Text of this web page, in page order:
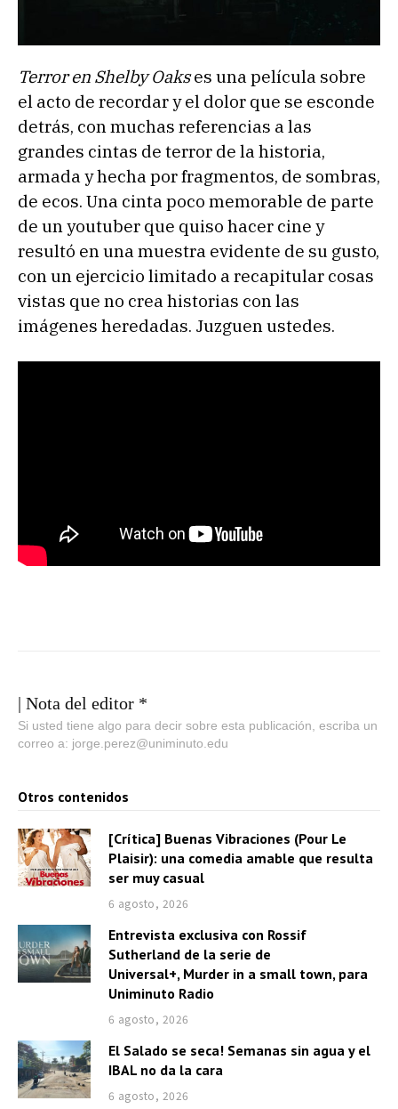
Terror en Shelby Oakses una película sobre
el acto de recordar y el dolor que se esconde
detrás, con muchas referencias a las
grandes cintas de terror de la historia,
armada y hecha por fragmentos, de sombras,
de ecos. Una cinta poco memorable de parte
de un youtuber que quiso hacer cine y
resultó en una muestra evidente de su gusto,
con un ejercicio limitado a recapitular cosas
vistas que no crea historias con las
imágenes heredadas. Juzguen ustedes.
| Nota del editor *
Si usted tiene algo para decir sobre esta publicación, escriba un
correo a: jorge.perez@uniminuto.edu
Otros contenidos
[Crítica] Buenas Vibraciones (Pour Le
Plaisir): una comedia amable que resulta
ser muy casual
6 agosto, 2026
Entrevista exclusiva con Rossif
Sutherland de la serie de
Universal+, Murder in a small town, para
Uniminuto Radio
6 agosto, 2026
El Salado se seca! Semanas sin agua y el
IBAL no da la cara
6 agosto, 2026